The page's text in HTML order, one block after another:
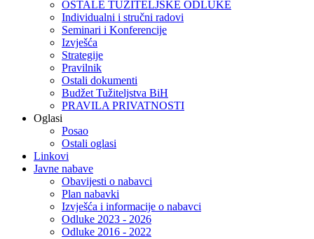
OSTALE TUŽITELJSKE ODLUKE
Individualni i stručni radovi
Seminari i Konferencije
Izvješća
Strategije
Pravilnik
Ostali dokumenti
Budžet Tužiteljstva BiH
PRAVILA PRIVATNOSTI
Oglasi
Posao
Ostali oglasi
Linkovi
Javne nabave
Obavijesti o nabavci
Plan nabavki
Izvješća i informacije o nabavci
Odluke 2023 - 2026
Odluke 2016 - 2022